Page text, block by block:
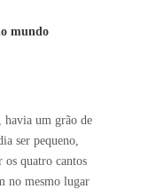
mundo
um grão de
ser pequeno,
os quatro cantos
no mesmo lugar